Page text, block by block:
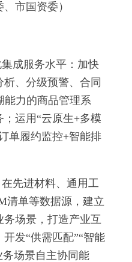
市国资委）
成服务水平：加快
、分级预警、合同
能力的商品管理系
运用“云原生+多模
单履约监控+智能排
先进材料、通用工
清单等数据源，建立
场景，打造产业互
发“供需匹配”“智能
务场景自主协同能